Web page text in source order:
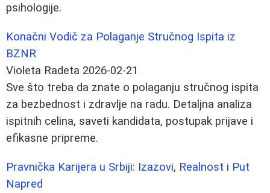
psihologije.
Konačni Vodič za Polaganje Stručnog Ispita iz
BZNR
Violeta Radeta 2026-02-21
Sve što treba da znate o polaganju stručnog ispita
za bezbednost i zdravlje na radu. Detaljna analiza
ispitnih celina, saveti kandidata, postupak prijave i
efikasne pripreme.
Pravnička Karijera u Srbiji: Izazovi, Realnost i Put
Napred